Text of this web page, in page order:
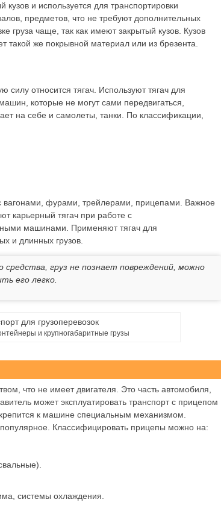
и используется для транспортировки
предметов, что не требуют дополнительных
груза чаще, так как имеют закрытый кузов. Кузов
такой же покрывной материал или из брезента.
относится тягач. Используют тягач для
которые не могут сами передвигаться,
на себе и самолеты, танки. По классификации,
вагонами, фурами, трейлерами, прицепами. Важное
карьерный тягач при работе с
машинами. Применяют тягач для
и длинных грузов.
груз не познает повреждений, можно
его легко.
и крупногабаритные грузы
что не имеет двигателя. Это часть автомобиля,
может эксплуатировать транспорт с прицепом
к машине специальным механизмом.
Классифицировать прицепы можно на:
системы охлаждения.